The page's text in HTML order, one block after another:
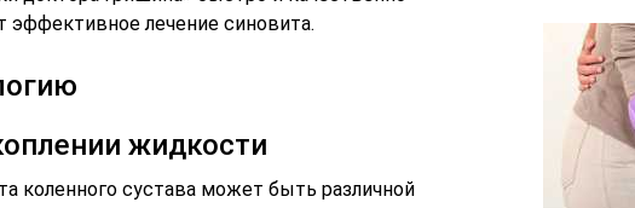
эффективное лечение синовита.
жидкости
коленного сустава может быть различной